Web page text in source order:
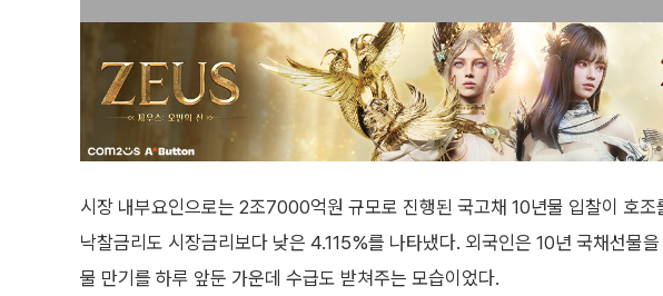
시장 내부요인으로는 2조7000억원 규모로 진행된 국고채 10년물 입찰이 호
낙찰금리도 시장금리보다 낮은 4.115%를 나타냈다. 외국인은 10년 국채선물
물 만기를 하루 앞둔 가운데 수급도 받쳐주는 모습이었다.